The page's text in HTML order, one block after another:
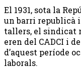
El 1931, sota la
un barri republicà
tallers, el sindicat
eren del CADCI i
d’aquest període
laborals.